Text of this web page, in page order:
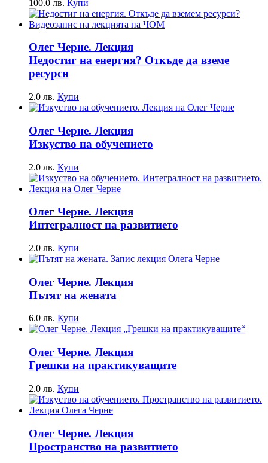
100.0 лв. Купи
Олег Черне. Лекция
Недостиг на енергия? Откъде да вземе
ресурси
2.0 лв. Купи
Олег Черне. Лекция
Изкуство на обучението
2.0 лв. Купи
Олег Черне. Лекция
Интегралност на развитието
2.0 лв. Купи
Олег Черне. Лекция
Пътят на жената
6.0 лв. Купи
Олег Черне. Лекция
Грешки на практикуващите
2.0 лв. Купи
Олег Черне. Лекция
Пространство на развитието